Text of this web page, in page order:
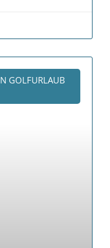
GOLFURLAUB